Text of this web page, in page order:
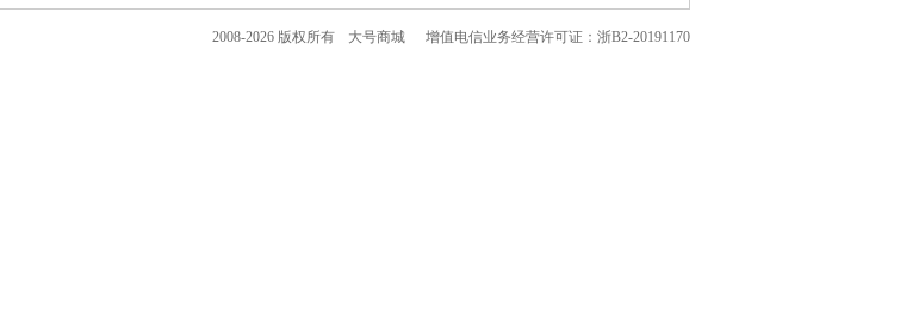
2008-2026 版权所有 大号商城 增值电信业务经营许可证：浙B2-20191170